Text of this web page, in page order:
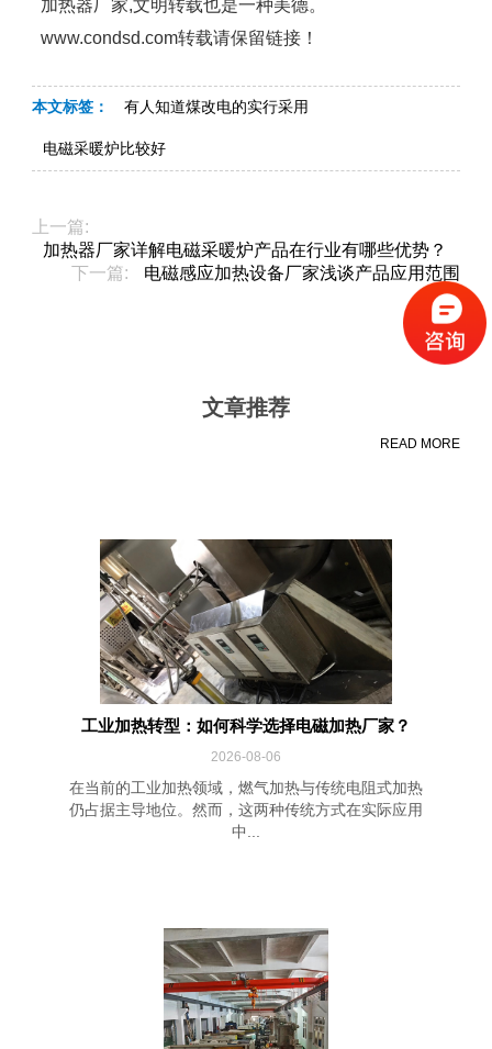
加热器厂家,文明转载也是一种美德。
www.condsd.com转载请保留链接！
本文标签： 有人知道煤改电的实行采用
电磁采暖炉比较好
上一篇:
加热器厂家详解电磁采暖炉产品在行业有哪些优势？
下一篇:
电磁感应加热设备厂家浅谈产品应用范围
文章推荐
READ MORE
工业加热转型：如何科学选择电磁加热厂家？
2026-08-06
在当前的工业加热领域，燃气加热与传统电阻式加热
仍占据主导地位。然而，这两种传统方式在实际应用
中...